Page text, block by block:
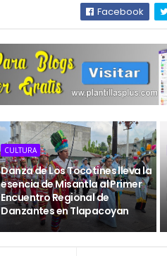
Facebook
CULTURA
Danza de Los Tocotines lleva la
esencia de Misantla al Primer
Encuentro Regional de
Danzantes en Tlapacoyan